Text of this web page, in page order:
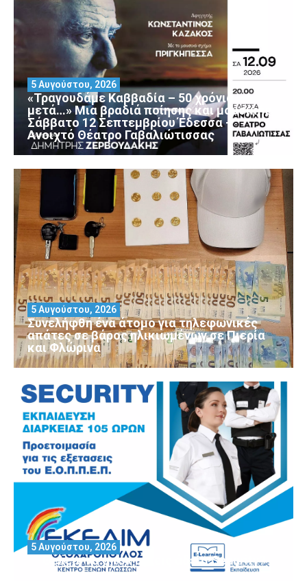
«Τραγουδάμε Καββαδία – 50 χρόνια
μετά…» Μια βραδιά ποίησης και μουσικής
Σάββατο 12 Σεπτεμβρίου Έδεσσα –
Ανοιχτό Θέατρο Γαβαλιώτισσας
5 Αυγούστου, 2026
Συνελήφθη ένα άτομο για τηλεφωνικές
απάτες σε βάρος ηλικιωμένων σε Πιερία
και Φλώρινα
5 Αυγούστου, 2026
Θέλεις να αποκτήσεις άδεια Security?
5 Αυγούστου, 2026